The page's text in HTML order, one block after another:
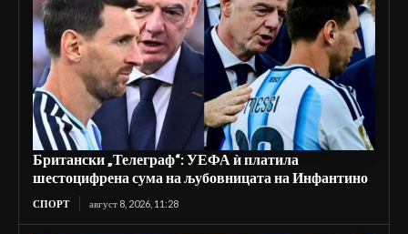
Британски „Телеграф“: УЕФА ѝ платила
шестоцифрена сума на љубовницата на Инфантино
СПОРТ август 8, 2026, 11:28